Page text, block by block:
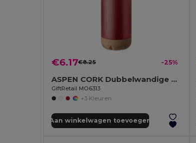
€6.17€8.25 -25%
ASPEN CORK Dubbelwandige fles 600 ml
GiftRetail MO6313
+3 Kleuren
Aan winkelwagen toevoegen